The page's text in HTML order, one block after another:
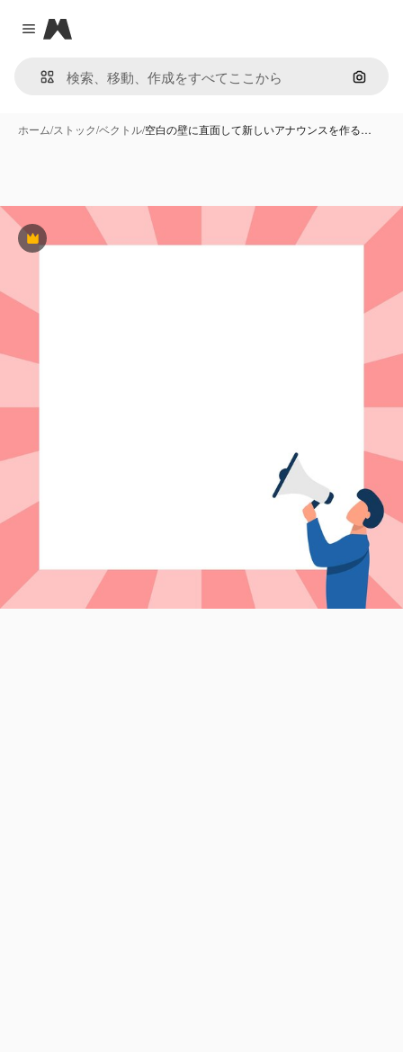
Close menu
Magnific
画像で
ホーム/ストック/ベクトル/空白の壁に直面して新しいアナウンスを作る…
Premium